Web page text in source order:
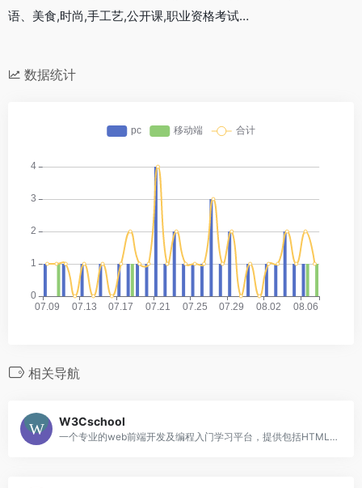
语、美食,时尚,手工艺,公开课,职业资格考试…
数据统计
相关导航
W3Cschool
一个专业的web前端开发及编程入门学习平台，提供包括HTML，CSS，Javascript，jQuery，C，PHP，Java，Python，Sql，Mysql等编程语言和开源技术的在线教程及使用手册，是类国外w3schools的W3C学习社区及菜鸟编程平台